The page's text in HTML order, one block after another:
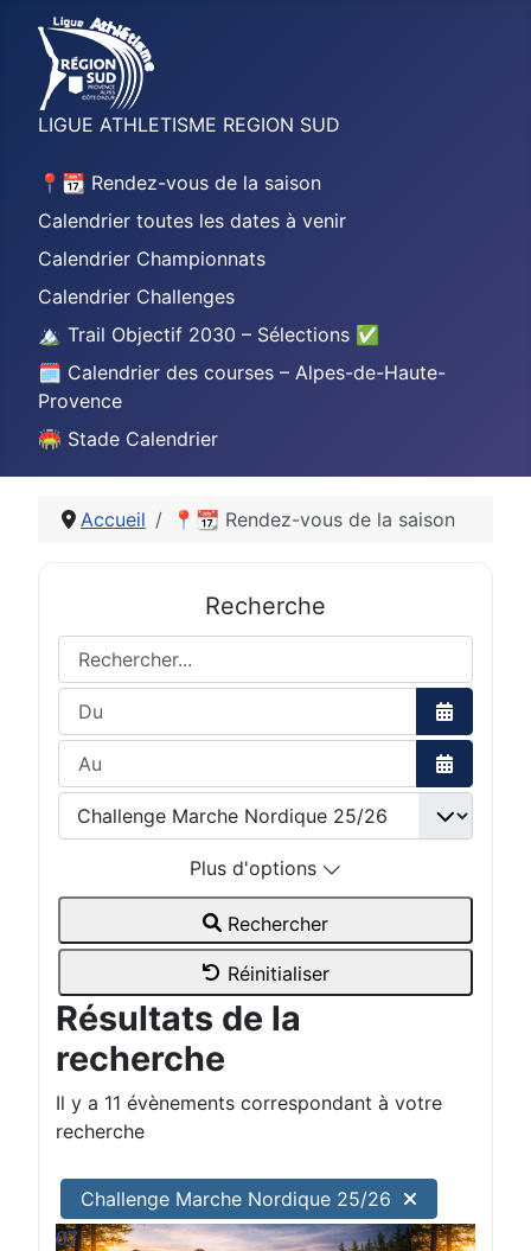
LIGUE ATHLETISME REGION SUD
📍📆 Rendez-vous de la saison
Calendrier toutes les dates à venir
Calendrier Championnats
Calendrier Challenges
🏔️ Trail Objectif 2030 – Sélections ✅
🗓️ Calendrier des courses – Alpes-de-Haute-
Provence
🏟️ Stade Calendrier
Accueil 📍📆 Rendez-vous de la saison
Recherche
Rechercher...
Ouvrir le
Ouvrir le
Plus d'options
Rechercher
Réinitialiser
Résultats de la
recherche
Il y a 11 évènements correspondant à votre
recherche
Challenge Marche Nordique 25/26
07